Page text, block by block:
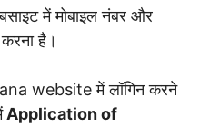
में मोबाइल नंबर और
करना है।
website में लॉगिन करने
Application of